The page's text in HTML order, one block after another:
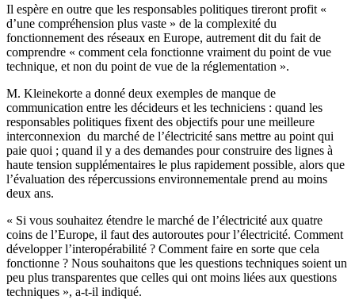
Il espère en outre que les responsables politiques tireront profit «
d’une compréhension plus vaste » de la complexité du
fonctionnement des réseaux en Europe, autrement dit du fait de
comprendre « comment cela fonctionne vraiment du point de vue
technique, et non du point de vue de la réglementation ».
M. Kleinekorte a donné deux exemples de manque de
communication entre les décideurs et les techniciens : quand les
responsables politiques fixent des objectifs pour une meilleure
interconnexion du marché de l’électricité sans mettre au point qui
paie quoi ; quand il y a des demandes pour construire des lignes à
haute tension supplémentaires le plus rapidement possible, alors que
l’évaluation des répercussions environnementale prend au moins
deux ans.
« Si vous souhaitez étendre le marché de l’électricité aux quatre
coins de l’Europe, il faut des autoroutes pour l’électricité. Comment
développer l’interopérabilité ? Comment faire en sorte que cela
fonctionne ? Nous souhaitons que les questions techniques soient un
peu plus transparentes que celles qui ont moins liées aux questions
techniques », a-t-il indiqué.